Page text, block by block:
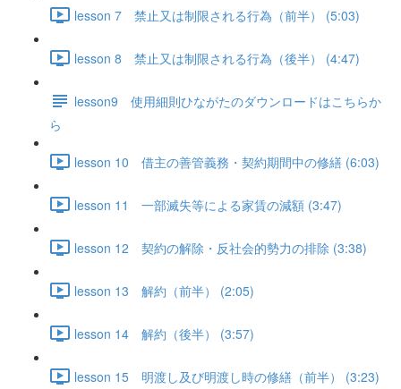
lesson 7 禁止又は制限される行為（前半） (5:03)
lesson 8 禁止又は制限される行為（後半） (4:47)
lesson9 使用細則ひながたのダウンロードはこちらか
ら
lesson 10 借主の善管義務・契約期間中の修繕 (6:03)
lesson 11 一部滅失等による家賃の減額 (3:47)
lesson 12 契約の解除・反社会的勢力の排除 (3:38)
lesson 13 解約（前半） (2:05)
lesson 14 解約（後半） (3:57)
lesson 15 明渡し及び明渡し時の修繕（前半） (3:23)